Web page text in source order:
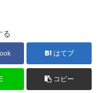
る
はてブ
コピー